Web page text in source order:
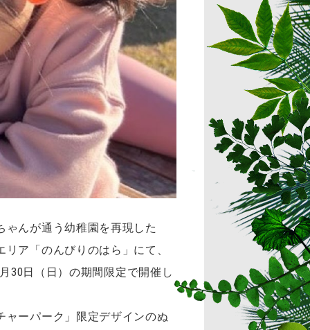
んが通う幼稚園を再現した
ア「のんびりのはら」にて、
30日（日）の期間限定で開催し
ーパーク」限定デザインのぬ